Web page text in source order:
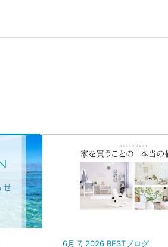
6月 7, 2026 BESTブログ